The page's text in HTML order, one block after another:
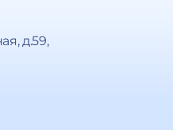
д.59,